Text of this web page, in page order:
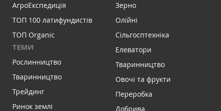
АгроЕкспедиція
ТОП 100 латифундистів
ТОП Organic
ТЕМИ
Рослинництво
Тваринництво
Трейдинг
Ринок землі
Зерно
Олійні
Сільгосптехніка
Елеватори
Тваринництво
Овочі та фрукти
Переробка
Добрива